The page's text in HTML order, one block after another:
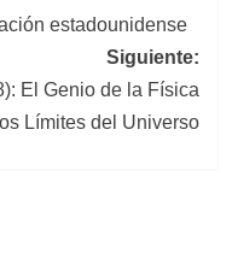
estadounidense
Siguiente:
El Genio de la Física
Límites del Universo